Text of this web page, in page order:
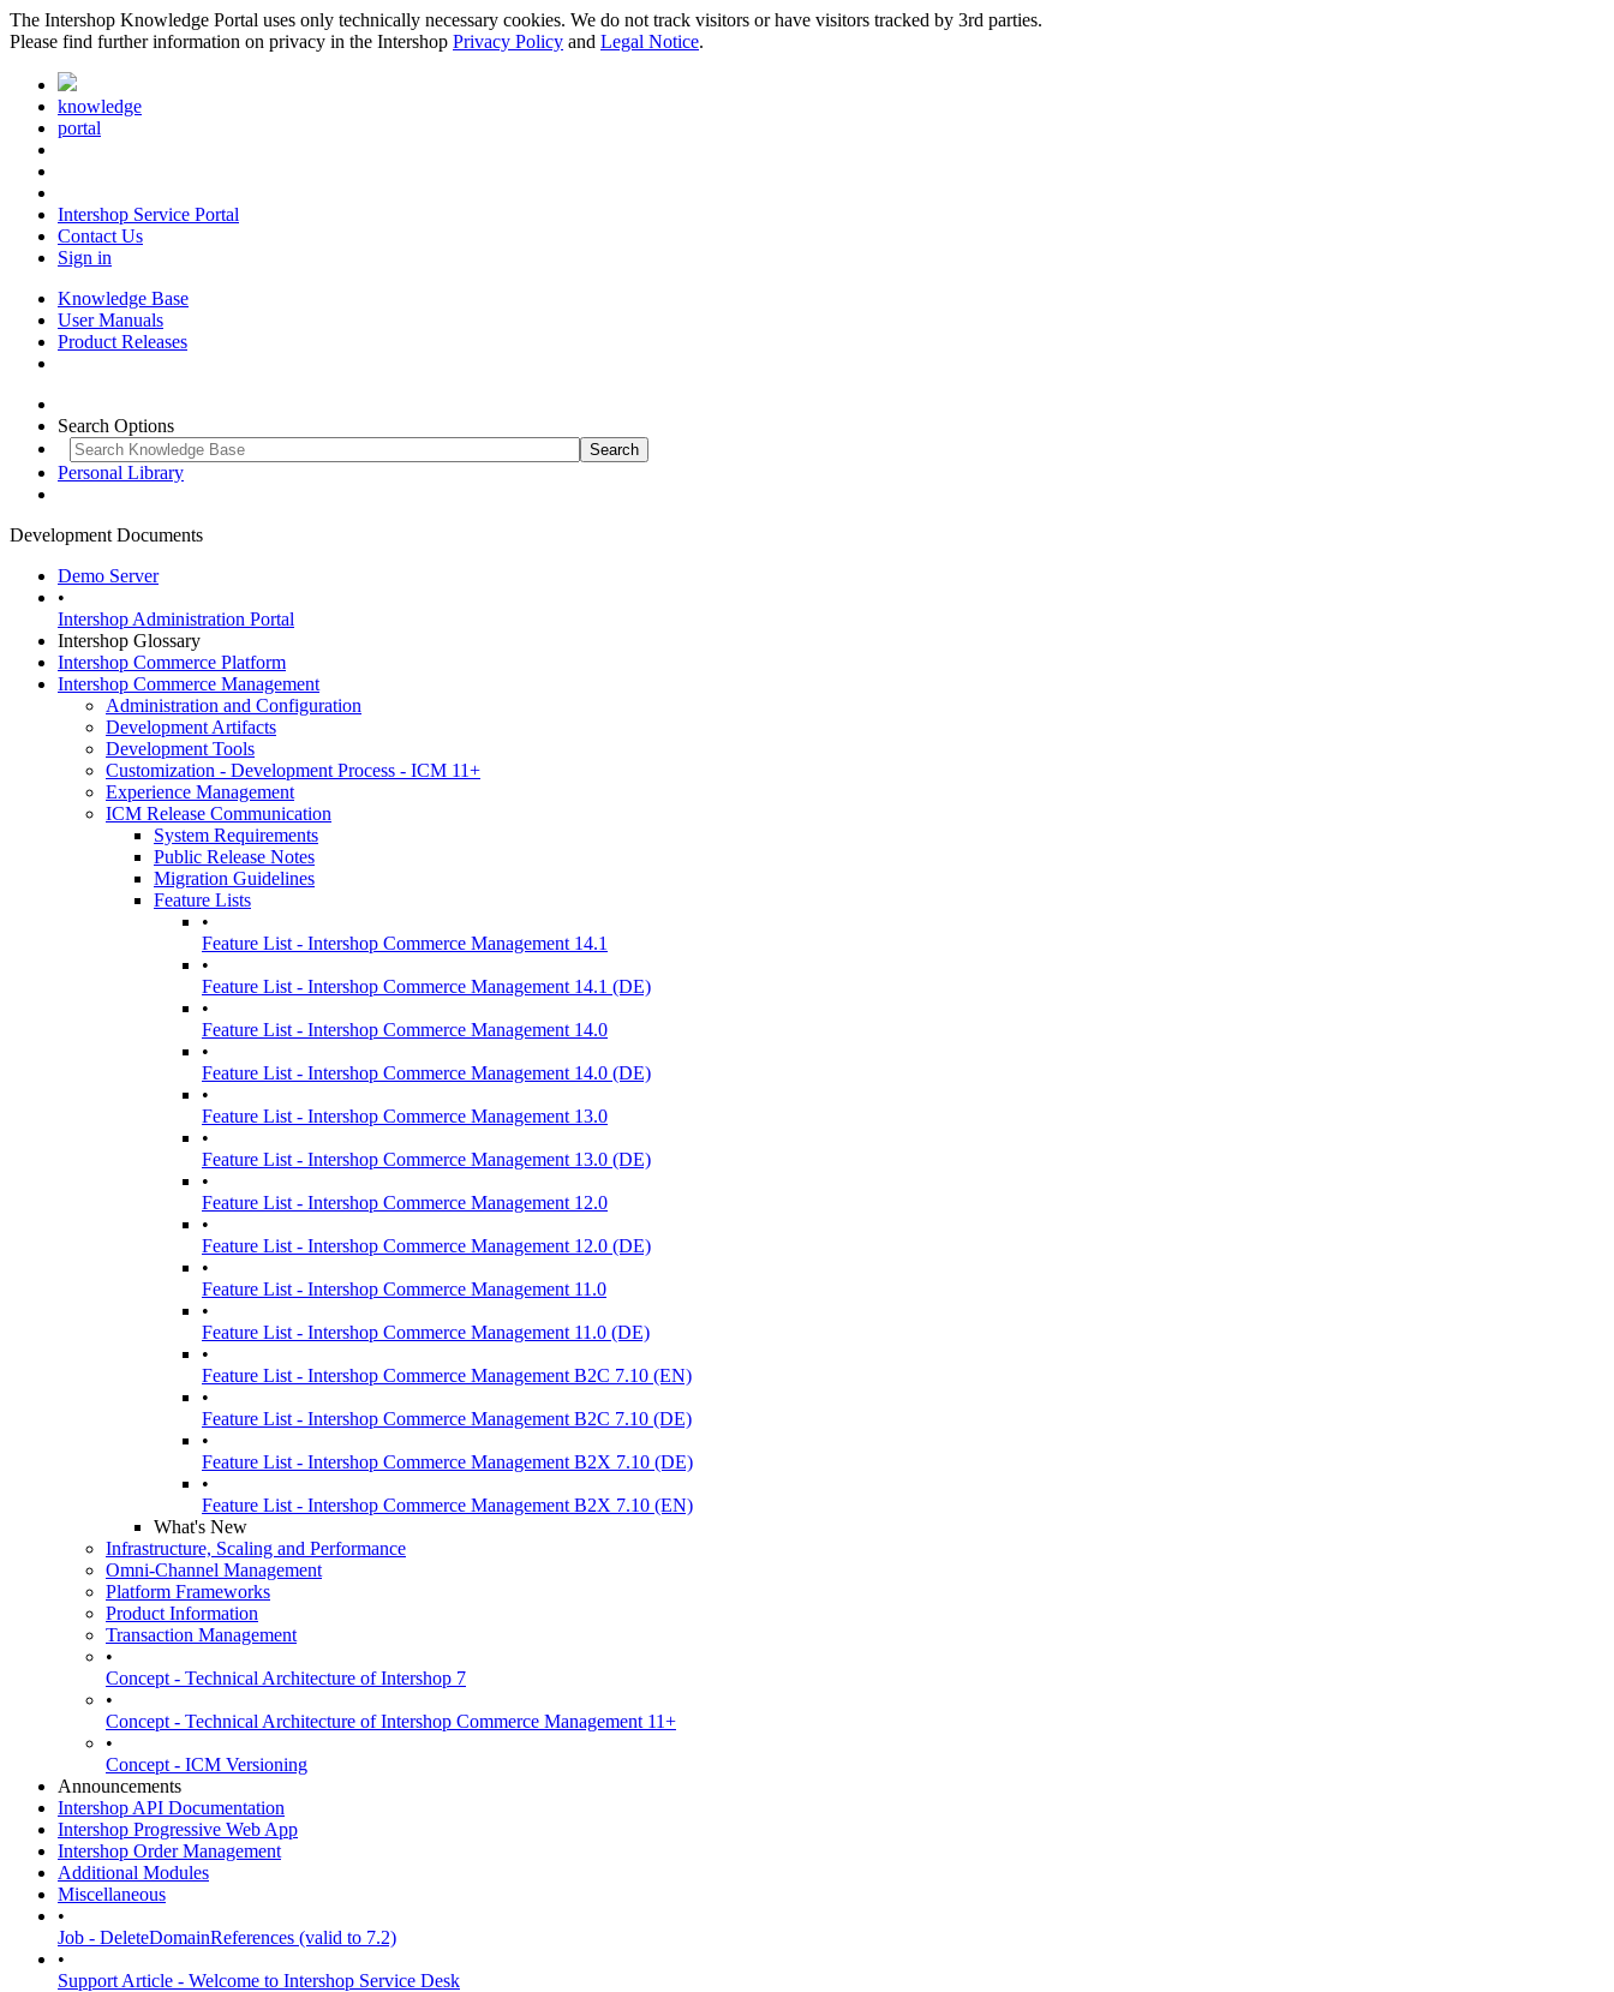
The Intershop Knowledge Portal uses only technically necessary cookies. We do not track visitors or have visitors tracked by 3rd parties.
Please find further information on privacy in the Intershop Privacy Policy and Legal Notice.
knowledge
portal
Intershop Service Portal
Contact Us
Sign in
Knowledge Base
User Manuals
Product Releases
Search Options
Personal Library
Development Documents
Demo Server
•
Intershop Administration Portal
Intershop Glossary
Intershop Commerce Platform
Intershop Commerce Management
Administration and Configuration
Development Artifacts
Development Tools
Customization - Development Process - ICM 11+
Experience Management
ICM Release Communication
System Requirements
Public Release Notes
Migration Guidelines
Feature Lists
•
Feature List - Intershop Commerce Management 14.1
•
Feature List - Intershop Commerce Management 14.1 (DE)
•
Feature List - Intershop Commerce Management 14.0
•
Feature List - Intershop Commerce Management 14.0 (DE)
•
Feature List - Intershop Commerce Management 13.0
•
Feature List - Intershop Commerce Management 13.0 (DE)
•
Feature List - Intershop Commerce Management 12.0
•
Feature List - Intershop Commerce Management 12.0 (DE)
•
Feature List - Intershop Commerce Management 11.0
•
Feature List - Intershop Commerce Management 11.0 (DE)
•
Feature List - Intershop Commerce Management B2C 7.10 (EN)
•
Feature List - Intershop Commerce Management B2C 7.10 (DE)
•
Feature List - Intershop Commerce Management B2X 7.10 (DE)
•
Feature List - Intershop Commerce Management B2X 7.10 (EN)
What's New
Infrastructure, Scaling and Performance
Omni-Channel Management
Platform Frameworks
Product Information
Transaction Management
•
Concept - Technical Architecture of Intershop 7
•
Concept - Technical Architecture of Intershop Commerce Management 11+
•
Concept - ICM Versioning
Announcements
Intershop API Documentation
Intershop Progressive Web App
Intershop Order Management
Additional Modules
Miscellaneous
•
Job - DeleteDomainReferences (valid to 7.2)
•
Support Article - Welcome to Intershop Service Desk